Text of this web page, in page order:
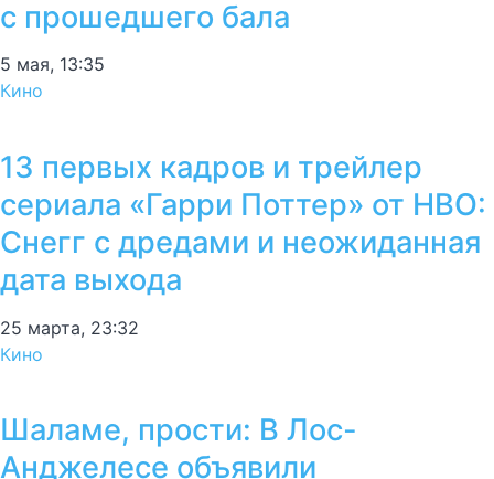
с прошедшего бала
5 мая, 13:35
Кино
13 первых кадров и трейлер
сериала «Гарри Поттер» от HBO:
Снегг с дредами и неожиданная
дата выхода
25 марта, 23:32
Кино
Шаламе, прости: В Лос-
Анджелесе объявили